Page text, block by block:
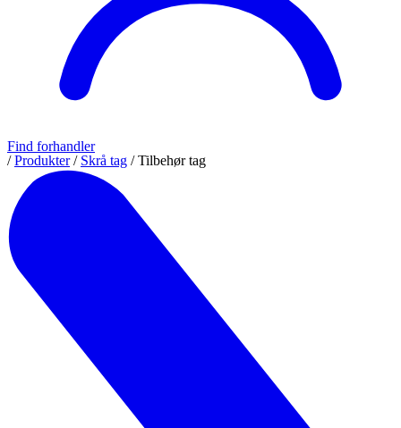
Find forhandler
/ Produkter / Skrå tag / Tilbehør tag